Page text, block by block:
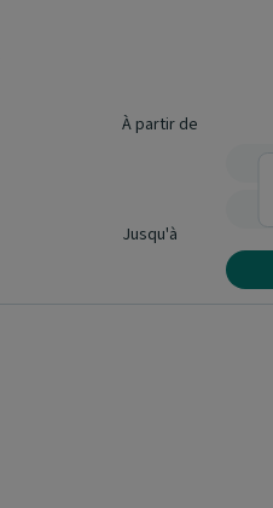
À partir de
Jusqu'à